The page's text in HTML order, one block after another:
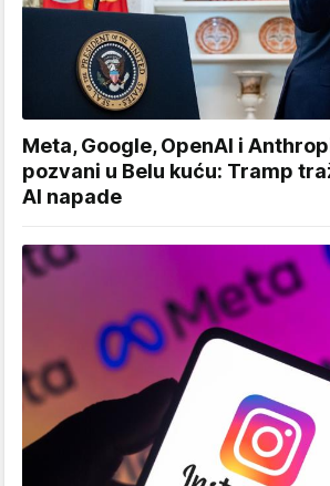
Meta, Google, OpenAI i
pozvani u Belu kuću: Tramp
AI napade